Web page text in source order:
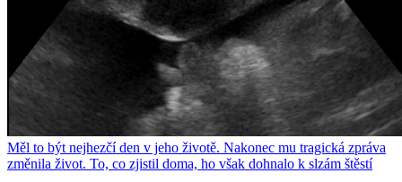
Měl to být nejhezčí den v jeho životě. Nakonec mu tragická zpráva
změnila život. To, co zjistil doma, ho však dohnalo k slzám štěstí